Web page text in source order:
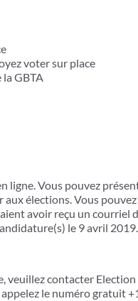
voter sur place
GBTA
ligne. Vous pouvez
élections. Vous
avoir reçu un courriel
le 9 avril
veuillez contacter
le numéro gratuit